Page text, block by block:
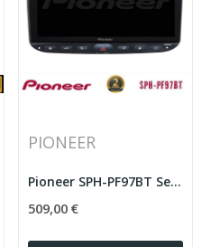
PIONEER
Pioneer SPH-PF97BT Series Fiat Punto/ Evo...
509,00 €